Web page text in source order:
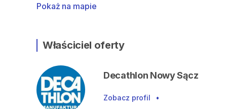
Pokaż na mapie
Właściciel oferty
Decathlon Nowy Sącz
Zobacz profil •